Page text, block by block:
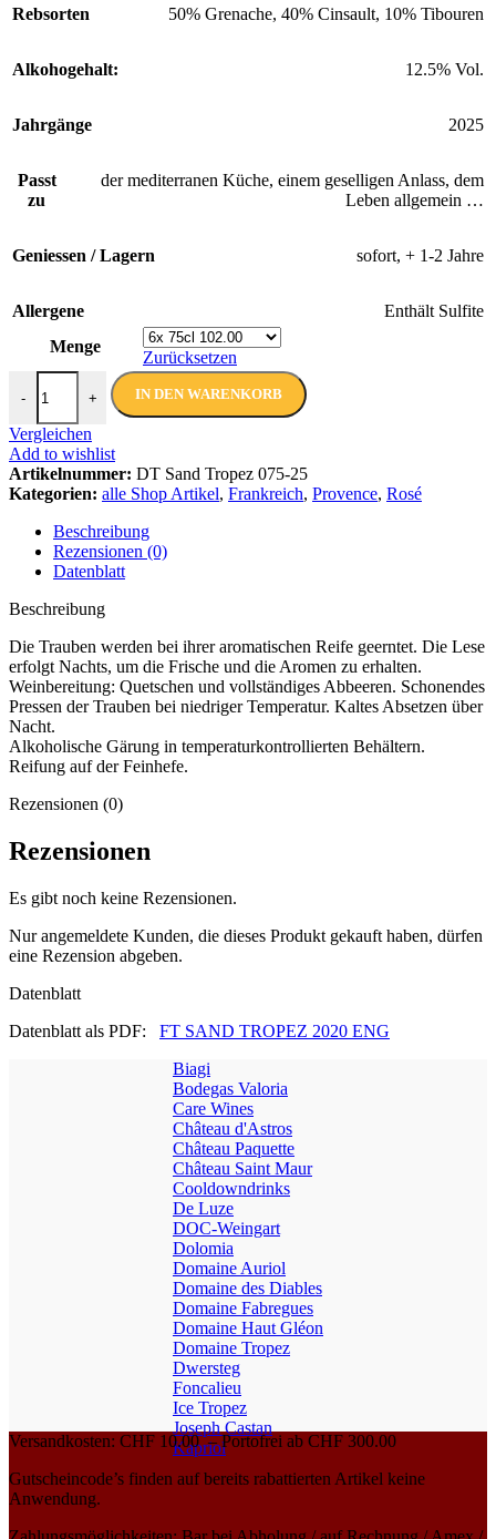
Rebsorten 50% Grenache, 40% Cinsault, 10% Tibouren
Alkohogehalt: 12.5% Vol.
Jahrgänge 2025
Passt
zu
der mediterranen Küche, einem geselligen Anlass, dem
Leben allgemein …
Geniessen / Lagern sofort, + 1-2 Jahre
Allergene
Enthält Sulfite
Menge
Zurücksetzen
-
Sand Tropez Rosé IGP 2025 | Domaine Tropez | 75 cl Menge
+ IN DEN WARENKORB
Vergleichen
Add to wishlist
Artikelnummer: DT Sand Tropez 075-25
Kategorien: alle Shop Artikel, Frankreich, Provence, Rosé
Beschreibung
Rezensionen (0)
Datenblatt
Beschreibung
Die Trauben werden bei ihrer aromatischen Reife geerntet. Die Lese
erfolgt Nachts, um die Frische und die Aromen zu erhalten.
Weinbereitung: Quetschen und vollständiges Abbeeren. Schonendes
Pressen der Trauben bei niedriger Temperatur. Kaltes Absetzen über
Nacht.
Alkoholische Gärung in temperaturkontrollierten Behältern.
Reifung auf der Feinhefe.
Rezensionen (0)
Rezensionen
Es gibt noch keine Rezensionen.
Nur angemeldete Kunden, die dieses Produkt gekauft haben, dürfen
eine Rezension abgeben.
Datenblatt
Datenblatt als PDF: FT SAND TROPEZ 2020 ENG
Biagi
Bodegas Valoria
Care Wines
Château d'Astros
Château Paquette
Château Saint Maur
Cooldowndrinks
De Luze
DOC-Weingart
Dolomia
Domaine Auriol
Domaine des Diables
Domaine Fabregues
Domaine Haut Gléon
Domaine Tropez
Dwersteg
Foncalieu
Ice Tropez
Joseph Castan
Kapriol
Versandkosten: CHF 10.00 – Portofrei ab CHF 300.00
Gutscheincode’s finden auf bereits rabattierten Artikel keine
Anwendung.